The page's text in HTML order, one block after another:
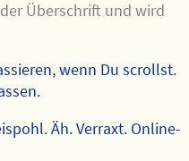
Überschrift und wird
wenn Du scrollst.
Äh. Verraxt. Online-